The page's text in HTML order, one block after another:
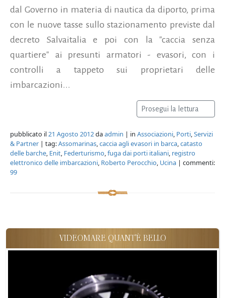
dal Governo in materia di nautica da diporto, prima
con le nuove tasse sullo stazionamento previste dal
decreto Salvaitalia e poi con la "caccia senza
quartiere" ai presunti armatori - evasori, con i
controlli a tappeto sui proprietari delle
imbarcazioni...
Prosegui la lettura
pubblicato il21 Agosto 2012daadmin | in Associazioni, Porti,Servizi
& Partner | tag:Assomarinas,caccia agli evasori in barca,catasto
delle barche, Enit, Federturismo,fuga dai porti italiani, registro
elettronico delle imbarcazioni, Roberto Perocchio, Ucina | commenti:
99
VIDEOMARE QUANT'È BELLO